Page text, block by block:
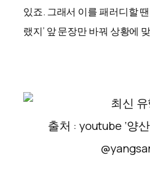
있죠. 그래서 이를 패러디할
랬지’ 앞 문장만 바꿔 상황에
출처 : youtube ‘양